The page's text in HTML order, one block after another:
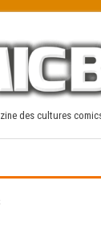
des cultures